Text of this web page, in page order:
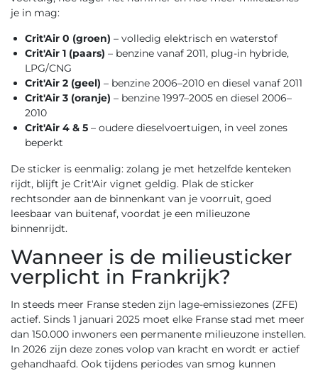
je in mag:
Crit'Air 0 (groen) – volledig elektrisch en waterstof
Crit'Air 1 (paars) – benzine vanaf 2011, plug-in hybride,
LPG/CNG
Crit'Air 2 (geel) – benzine 2006–2010 en diesel vanaf 2011
Crit'Air 3 (oranje) – benzine 1997–2005 en diesel 2006–
2010
Crit'Air 4 & 5 – oudere dieselvoertuigen, in veel zones
beperkt
De sticker is eenmalig: zolang je met hetzelfde kenteken
rijdt, blijft je Crit'Air vignet geldig. Plak de sticker
rechtsonder aan de binnenkant van je voorruit, goed
leesbaar van buitenaf, voordat je een milieuzone
binnenrijdt.
Wanneer is de milieusticker
verplicht in Frankrijk?
In steeds meer Franse steden zijn lage-emissiezones (ZFE)
actief. Sinds 1 januari 2025 moet elke Franse stad met meer
dan 150.000 inwoners een permanente milieuzone instellen.
In 2026 zijn deze zones volop van kracht en wordt er actief
gehandhaafd. Ook tijdens periodes van smog kunnen